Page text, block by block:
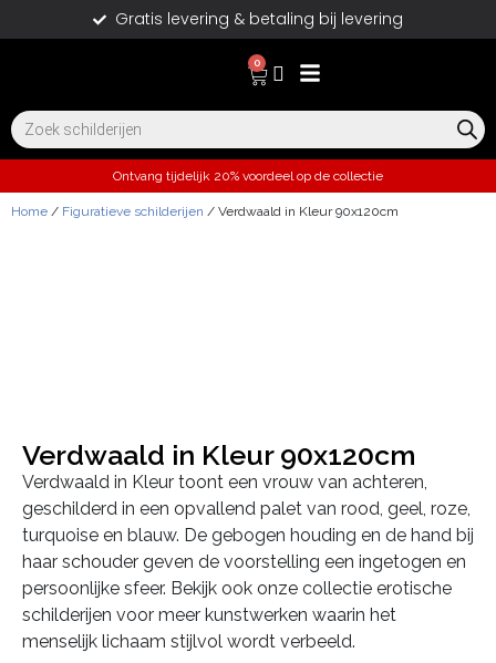
Gratis levering & betaling bij levering
0
Ontvang tijdelijk 20% voordeel op de collectie
Home / Figuratieve schilderijen / Verdwaald in Kleur 90x120cm
Verdwaald in Kleur 90x120cm
Verdwaald in Kleur toont een vrouw van achteren,
geschilderd in een opvallend palet van rood, geel, roze,
turquoise en blauw. De gebogen houding en de hand bij
haar schouder geven de voorstelling een ingetogen en
persoonlijke sfeer. Bekijk ook onze collectie erotische
schilderijen voor meer kunstwerken waarin het
menselijk lichaam stijlvol wordt verbeeld.